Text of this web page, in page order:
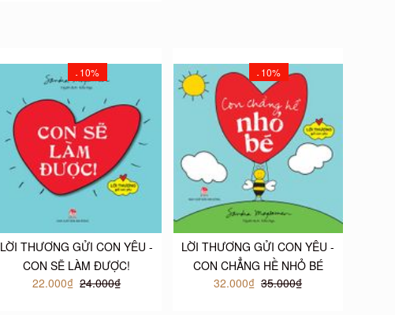
-10%
LỜI THƯƠNG GỬI CON YÊU -
CON SẼ LÀM ĐƯỢC!
22.000₫ 24.000₫
-10%
LỜI THƯƠNG GỬI CON YÊU -
CON CHẲNG HỀ NHỎ BÉ
32.000₫ 35.000₫